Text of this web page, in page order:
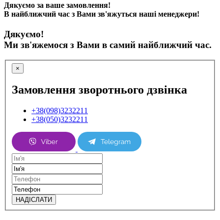
Дякуємо за ваше замовлення!
В найближчий час з Вами зв'яжуться наші менеджери!
Дякуємо!
Ми зв'яжемося з Вами в самий найближчий час.
×
Замовлення зворотнього дзвінка
+38(098)3232211
+38(050)3232211
НАДІСЛАТИ